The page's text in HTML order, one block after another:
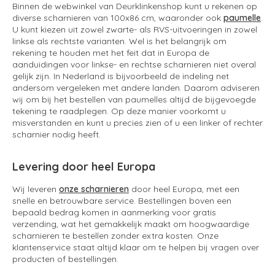
Binnen de webwinkel van Deurklinkenshop kunt u rekenen op
diverse scharnieren van 100x86 cm, waaronder ook paumelle.
U kunt kiezen uit zowel zwarte- als RVS-uitvoeringen in zowel
linkse als rechtste varianten. Wel is het belangrijk om
rekening te houden met het feit dat in Europa de
aanduidingen voor linkse- en rechtse scharnieren niet overal
gelijk zijn. In Nederland is bijvoorbeeld de indeling net
andersom vergeleken met andere landen. Daarom adviseren
wij om bij het bestellen van paumelles altijd de bijgevoegde
tekening te raadplegen. Op deze manier voorkomt u
misverstanden en kunt u precies zien of u een linker of rechter
scharnier nodig heeft.
Levering door heel Europa
Wij leveren onze scharnieren door heel Europa, met een
snelle en betrouwbare service. Bestellingen boven een
bepaald bedrag komen in aanmerking voor gratis
verzending, wat het gemakkelijk maakt om hoogwaardige
scharnieren te bestellen zonder extra kosten. Onze
klantenservice staat altijd klaar om te helpen bij vragen over
producten of bestellingen.